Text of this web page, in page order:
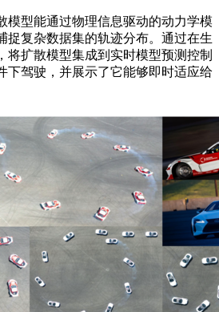
型能通过物理信息驱动的动力学模
捉复杂数据集的轨迹分布。通过在生
将扩散模型集成到实时模型预测控制
下驾驶，并展示了它能够即时适应给